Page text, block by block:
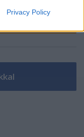
Privacy Policy